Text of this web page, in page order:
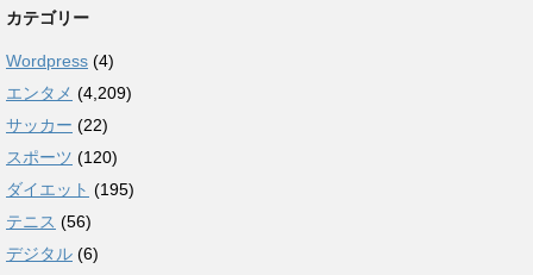
カテゴリー
Wordpress (4)
エンタメ (4,209)
サッカー (22)
スポーツ (120)
ダイエット (195)
テニス (56)
デジタル (6)